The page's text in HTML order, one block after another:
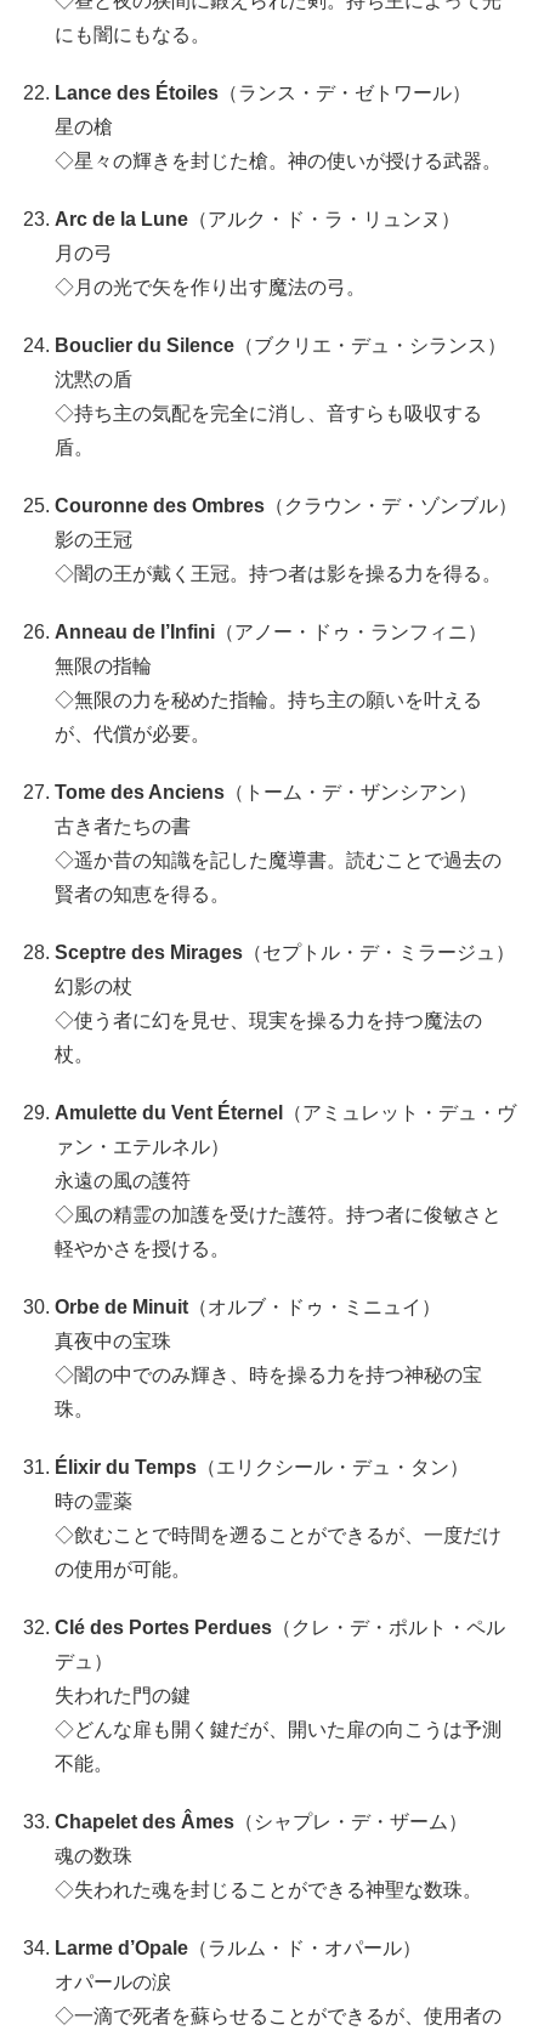
にも闇にもなる。
Lance des Étoiles （ランス・デ・ゼトワール）
星の槍
◇星々の輝きを封じた槍。神の使いが授ける武器。
Arc de la Lune （アルク・ド・ラ・リュンヌ）
月の弓
◇月の光で矢を作り出す魔法の弓。
Bouclier du Silence （ブクリエ・デュ・シランス）
沈黙の盾
◇持ち主の気配を完全に消し、音すらも吸収する
盾。
Couronne des Ombres （クラウン・デ・ゾンブル）
影の王冠
◇闇の王が戴く王冠。持つ者は影を操る力を得る。
Anneau de l’Infini （アノー・ドゥ・ランフィニ）
無限の指輪
◇無限の力を秘めた指輪。持ち主の願いを叶える
が、代償が必要。
Tome des Anciens （トーム・デ・ザンシアン）
古き者たちの書
◇遥か昔の知識を記した魔導書。読むことで過去の
賢者の知恵を得る。
Sceptre des Mirages （セプトル・デ・ミラージュ）
幻影の杖
◇使う者に幻を見せ、現実を操る力を持つ魔法の
杖。
Amulette du Vent Éternel
（アミュレット・デュ・ヴ
ァン・エテルネル）
永遠の風の護符
◇風の精霊の加護を受けた護符。持つ者に俊敏さと
軽やかさを授ける。
Orbe de Minuit （オルブ・ドゥ・ミニュイ）
真夜中の宝珠
◇闇の中でのみ輝き、時を操る力を持つ神秘の宝
珠。
Élixir du Temps （エリクシール・デュ・タン）
時の霊薬
◇飲むことで時間を遡ることができるが、一度だけ
の使用が可能。
Clé des Portes Perdues （クレ・デ・ポルト・ペル
デュ）
失われた門の鍵
◇どんな扉も開く鍵だが、開いた扉の向こうは予測
不能。
Chapelet des Âmes （シャプレ・デ・ザーム）
魂の数珠
◇失われた魂を封じることができる神聖な数珠。
Larme d’Opale （ラルム・ド・オパール）
オパールの涙
◇一滴で死者を蘇らせることができるが、使用者の